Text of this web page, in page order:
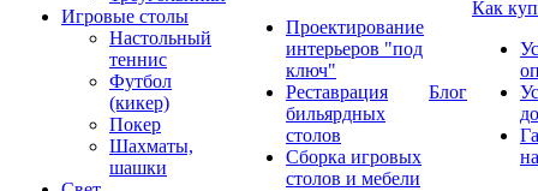
Игровые столы
Настольный
теннис
Футбол
(кикер)
Покер
Шахматы,
шашки
Проектирование
интерьеров "под
ключ"
Реставрация
бильярдных
столов
Сборка игровых
столов и мебели
Блог
Как